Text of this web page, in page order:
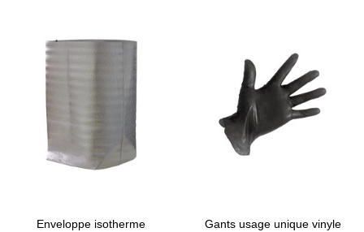
Enveloppe isotherme
Gants usage unique vinyle